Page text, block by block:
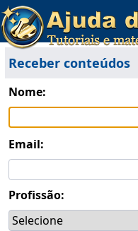
Receber conteúdos
Nome:
Email:
Profissão: